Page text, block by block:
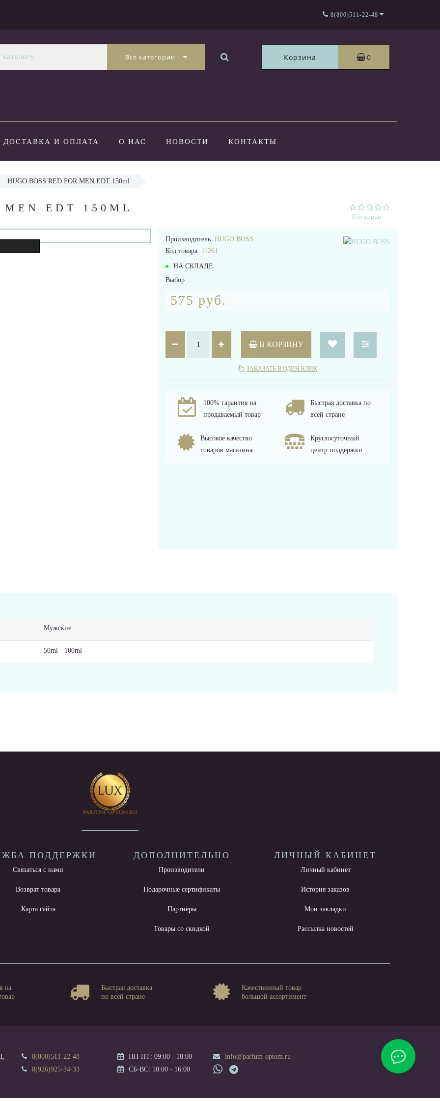
8(800)511-22-48
Все категории Корзина 0
ДОСТАВКА И ОПЛАТА О НАС НОВОСТИ КОНТАКТЫ
HUGO BOSS RED FOR MEN EDT 150ml
MEN EDT 150ML
0 отзывов
Производитель: HUGO BOSS
Код товара: 11261
НА СКЛАДЕ
Выбор ..
575 руб.
В КОРЗИНУ
ЗАКАЗАТЬ В ОДИН КЛИК
100% гарантия на
продаваемый товар
Быстрая доставка по
всей стране
Высокое качество
товаров магазина
Круглосуточный
центр поддержки
Мужские
50ml - 100ml
ПОДДЕРЖКИ
Связаться с нами
Возврат товара
Карта сайта
ДОПОЛНИТЕЛЬНО
Производители
Подарочные сертификаты
Партнёры
Товары со скидкой
ЛИЧНЫЙ КАБИНЕТ
Личный кабинет
История заказов
Мои закладки
Рассылка новостей
на
Быстрая доставка
по всей стране
Качественный товар
большой ассортимент
8(800)511-22-48
8(926)925-34-33
ПН-ПТ: 09:00 - 18:00
СБ-ВС: 10:00 - 16:00
info@parfum-optom.ru